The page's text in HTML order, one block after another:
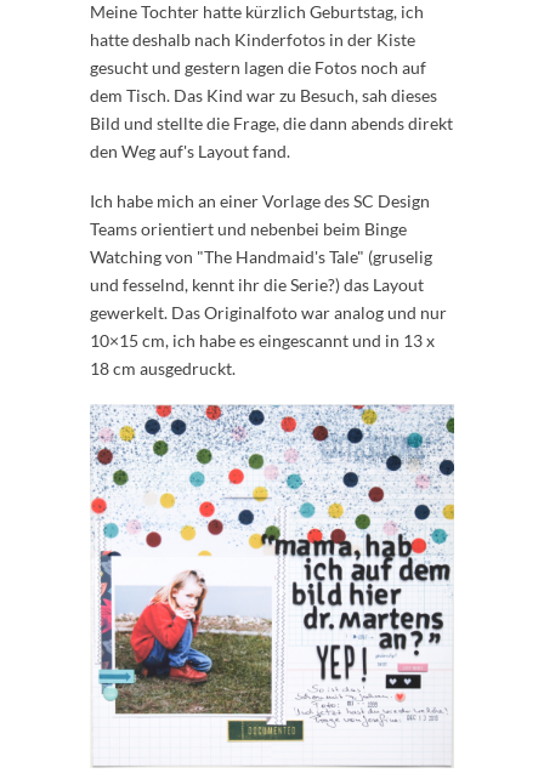
Meine Tochter hatte kürzlich Geburtstag, ich
hatte deshalb nach Kinderfotos in der Kiste
gesucht und gestern lagen die Fotos noch auf
dem Tisch. Das Kind war zu Besuch, sah dieses
Bild und stellte die Frage, die dann abends direkt
den Weg auf's Layout fand.
Ich habe mich an einer Vorlage des SC Design
Teams orientiert und nebenbei beim Binge
Watching von "The Handmaid's Tale" (gruselig
und fesselnd, kennt ihr die Serie?) das Layout
gewerkelt. Das Originalfoto war analog und nur
10×15 cm, ich habe es eingescannt und in 13 x
18 cm ausgedruckt.